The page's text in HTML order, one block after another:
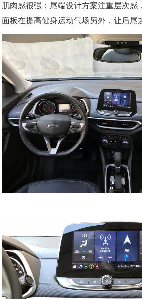
肌肉感很强；尾端设计方案注重层次感
面板在提高健身运动气场另外，让后尾